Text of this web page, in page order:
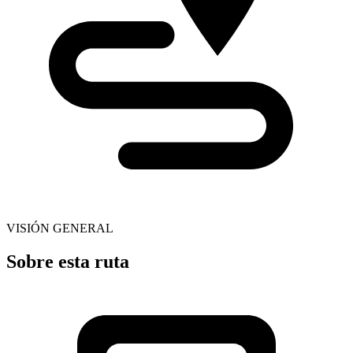
VISIÓN GENERAL
Sobre esta ruta